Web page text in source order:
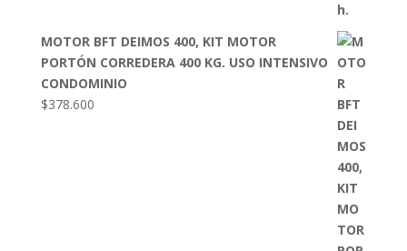
MOTOR BFT DEIMOS 400, KIT MOTOR
PORTÓN CORREDERA 400 KG. USO INTENSIVO
CONDOMINIO
$378.600